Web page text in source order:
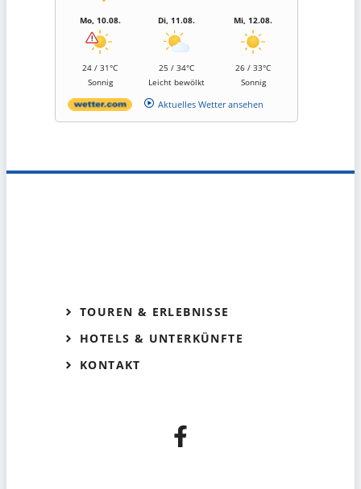
Mo, 10.08.
24 / 31°C
Sonnig
Di, 11.08.
25 / 34°C
Leicht bewölkt
Mi, 12.08.
26 / 33°C
Sonnig
Aktuelles Wetter ansehen
TOUREN & ERLEBNISSE
HOTELS & UNTERKÜNFTE
KONTAKT